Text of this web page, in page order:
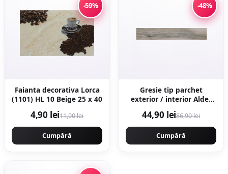
-59%
Faianta decorativa Lorca
(1101) HL 10 Beige 25 x 40
4,90 lei11,90 lei
Cumpără
-48%
Gresie tip parchet
exterior / interior Alder
portelanata
44,90 lei86,90 lei
Cumpără